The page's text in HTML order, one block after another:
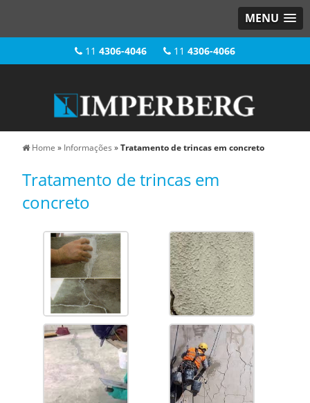
MENU
11 4306-4046 11 4306-4066
Home » Informações»Tratamento de trincas em concreto
Tratamento de trincas em
concreto